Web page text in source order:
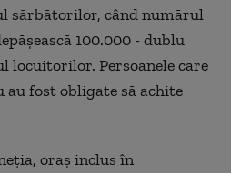
sărbătorilor, când numărul
100.000 - dublu
locuitorilor. Persoanele care
au fost obligate să achite
oraş inclus în